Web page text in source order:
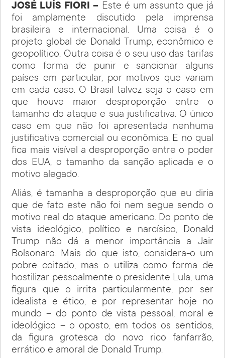
JOSÉ LUÍS FIORI – Este é um assunto que já
foi amplamente discutido pela imprensa
brasileira e internacional. Uma coisa é o
projeto global de Donald Trump, econômico e
geopolítico. Outra coisa é o seu uso das tarifas
como forma de punir e sancionar alguns
países em particular, por motivos que variam
em cada caso. O Brasil talvez seja o caso em
que houve maior desproporção entre o
tamanho do ataque e sua justificativa. O único
caso em que não foi apresentada nenhuma
justificativa comercial ou econômica. E no qual
fica mais visível a desproporção entre o poder
dos EUA, o tamanho da sanção aplicada e o
motivo alegado.
Aliás, é tamanha a desproporção que eu diria
que de fato este não foi nem segue sendo o
motivo real do ataque americano. Do ponto de
vista ideológico, político e narcísico, Donald
Trump não dá a menor importância a Jair
Bolsonaro. Mais do que isto, considera-o um
pobre coitado, mas o utiliza como forma de
hostilizar pessoalmente o presidente Lula, uma
figura que o irrita particularmente, por ser
idealista e ético, e por representar hoje no
mundo – do ponto de vista pessoal, moral e
ideológico – o oposto, em todos os sentidos,
da figura grotesca do novo rico fanfarrão,
errático e amoral de Donald Trump.